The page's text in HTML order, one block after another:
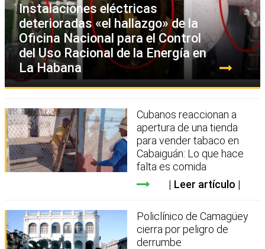
Instalaciones eléctricas
deterioradas «el hallazgo» de la
Oficina Nacional para el Control
del Uso Racional de la Energía en
La Habana
Cubanos reaccionan a
apertura de una tienda
para vender tabaco en
Cabaiguán: Lo que hace
falta es comida
Leer artículo
Policlínico de Camagüey
cierra por peligro de
derrumbe